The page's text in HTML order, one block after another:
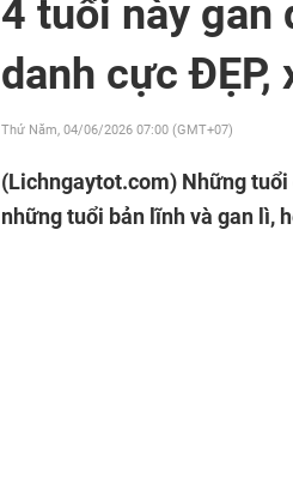
4 tuổi này gan
danh cực ĐẸP,
Thứ Năm, 04/06/2026 07:00 (GMT+07)
(Lichngaytot.com) Những
những tuổi bản lĩnh và gan lì,